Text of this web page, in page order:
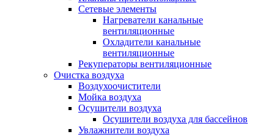
Сетевые элементы
Нагреватели канальные
вентиляционные
Охладители канальные
вентиляционные
Рекуператоры вентиляционные
Очистка воздуха
Воздухоочистители
Мойка воздуха
Осушители воздуха
Осушители воздуха для бассейнов
Увлажнители воздуха